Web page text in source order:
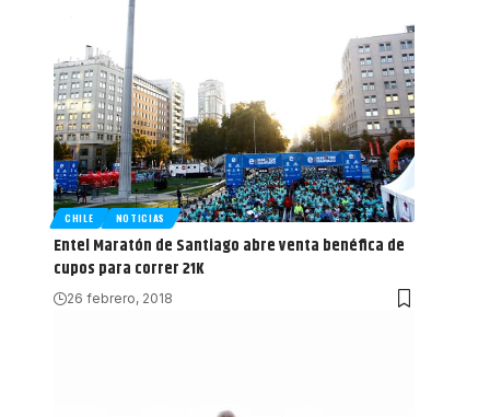
CHILE NOTICIAS
Entel Maratón de Santiago abre venta benéfica de
cupos para correr 21K
26 febrero, 2018